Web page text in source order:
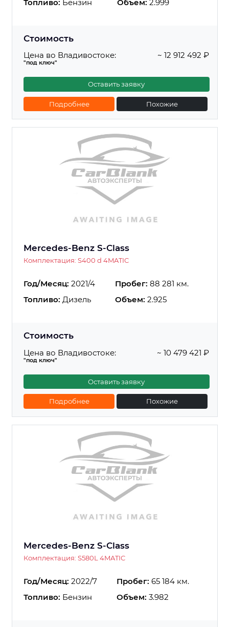
Топливо: Бензин Объем: 2.999
Стоимость
Цена во Владивостоке:
"под ключ"
~ 12 912 492 ₽
Оставить заявку
Подробнее Похожие
Mercedes-Benz S-Class
Комплектация: S400 d 4MATIC
Год/Месяц: 2021/4 Пробег: 88 281 км.
Топливо: Дизель Объем: 2.925
Стоимость
Цена во Владивостоке:
"под ключ"
~ 10 479 421 ₽
Оставить заявку
Подробнее Похожие
Mercedes-Benz S-Class
Комплектация: S580L 4MATIC
Год/Месяц: 2022/7 Пробег: 65 184 км.
Топливо: Бензин Объем: 3.982